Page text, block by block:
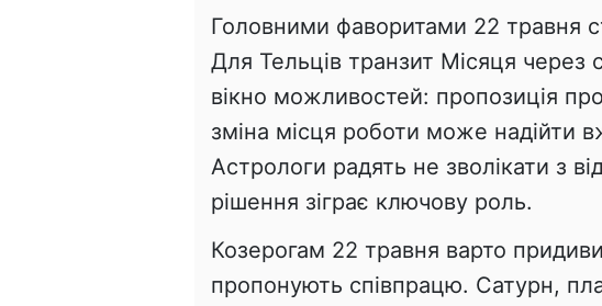
Головними фаворитами 22 травня
Для Тельців транзит Місяця через
вікно можливостей: пропозиція
зміна місця роботи може надійти
Астрологи радять не зволікати з
рішення зіграє ключову роль.
Козерогам 22 травня варто
пропонують співпрацю. Сатурн,